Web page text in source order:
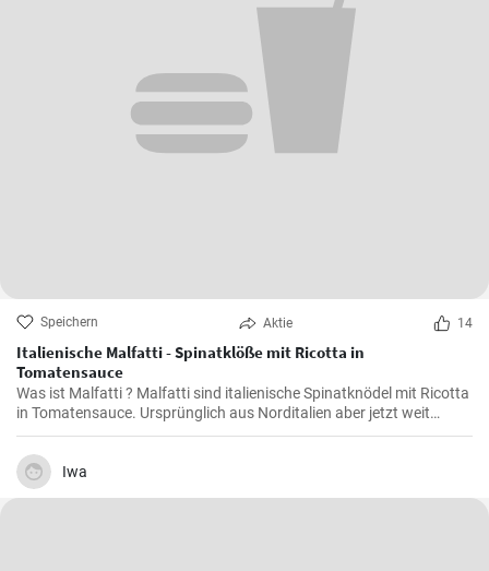
Speichern Aktie 14
Italienische Malfatti - Spinatklöße mit Ricotta in
Tomatensauce
Was ist Malfatti ? Malfatti sind italienische Spinatknödel mit Ricotta
in Tomatensauce. Ursprünglich aus Norditalien aber jetzt weit
verbreitet in ganz Italien werden die Spinat Ricotta Klöße mit
Parmesan serviert. Malfatti bedeutet unperfekt auf deutsch.
Iwa